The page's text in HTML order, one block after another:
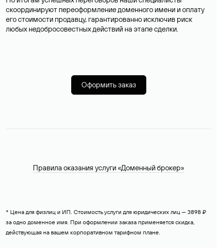
скоординируют переоформление доменного имени и оплату
его стоимости продавцу, гарантированно исключив риск
любых недобросовестных действий на этапе сделки.
Оформить заказ
Правила оказания услуги «Доменный брокер»
* Цена для физлиц и ИП. Стоимость услуги для юридических лиц — 3898 ₽
за одно доменное имя. При оформлении заказа применяется скидка,
действующая на вашем корпоративном тарифном плане.